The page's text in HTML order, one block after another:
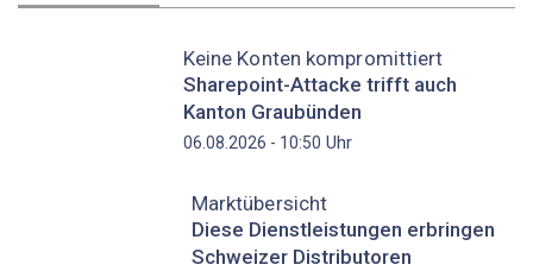
Keine Konten kompromittiert
Sharepoint-Attacke trifft auch
Kanton Graubünden
06.08.2026 - 10:50 Uhr
Marktübersicht
Diese Dienstleistungen erbringen
Schweizer Distributoren